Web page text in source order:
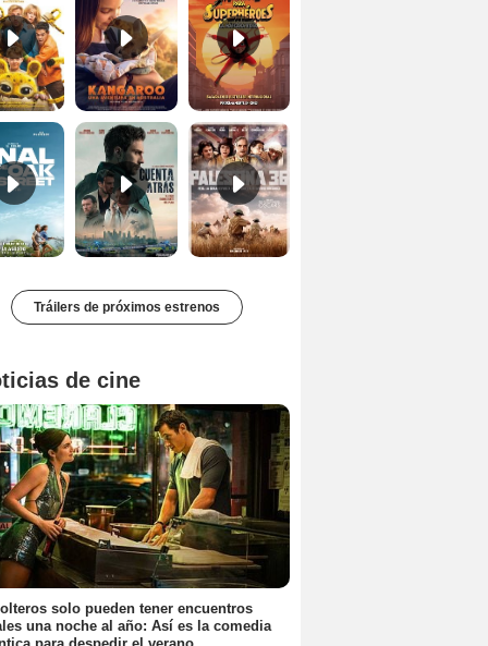
El final de Oak Street Tráiler Cuentra atrás Tráiler Palestina 36 Tráiler VOSE
Tráilers de próximos estrenos
de cine
solo pueden tener encuentros
una noche al año: Así es la comedia